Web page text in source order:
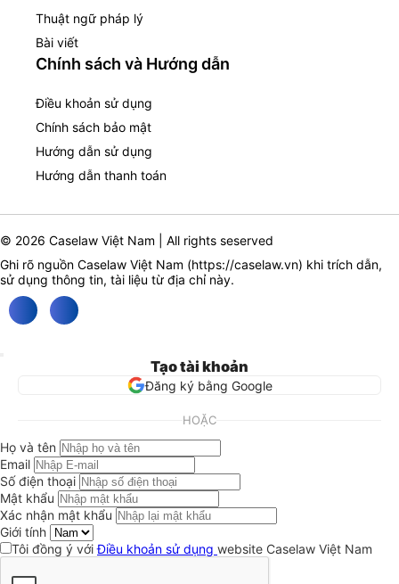
Thuật ngữ pháp lý
Bài viết
Chính sách và Hướng dẫn
Điều khoản sử dụng
Chính sách bảo mật
Hướng dẫn sử dụng
Hướng dẫn thanh toán
© 2026 Caselaw Việt Nam | All rights seserved
Ghi rõ nguồn Caselaw Việt Nam (https://caselaw.vn) khi trích dẫn,
sử dụng thông tin, tài liệu từ địa chỉ này.
Tạo tài khoản
Đăng ký bằng Google
HOẶC
Họ và tên
Email
Số điện thoại
Mật khẩu
Xác nhận mật khẩu
Giới tính
Tôi đồng ý vớiĐiều khoản sử dụng website Caselaw Việt Nam